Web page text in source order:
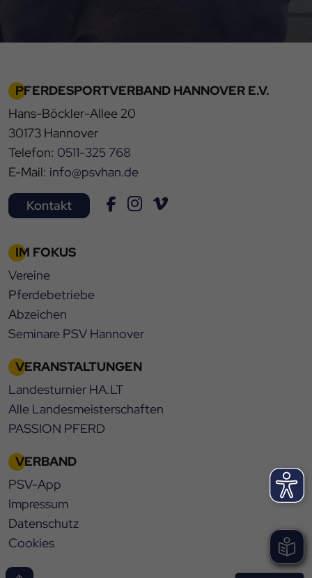
PFERDESPORTVERBAND HANNOVER E.V.
Hans-Böckler-Allee 20
30173 Hannover
Telefon: 0511-325 768
E-Mail: info@psvhan.de
Kontakt
IM FOKUS
Vereine
Pferdebetriebe
Abzeichen
Seminare PSV Hannover
VERANSTALTUNGEN
Landesturnier HA.LT
Alle Landesmeisterschaften
PASSION PFERD
VERBAND
PSV-App
Impressum
Datenschutz
Cookies